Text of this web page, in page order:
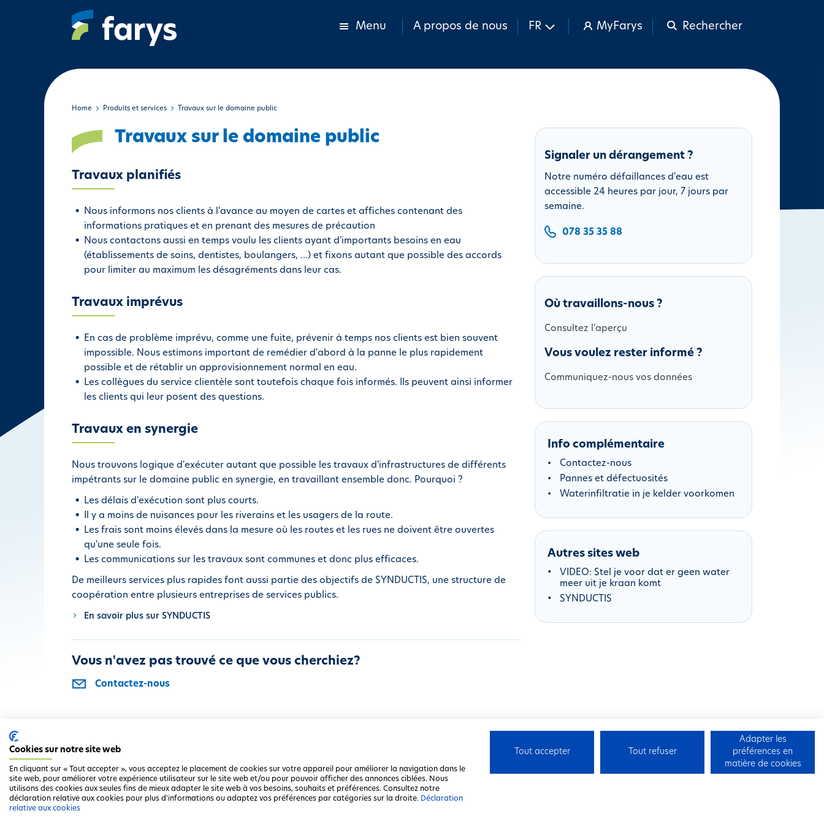
Menu A propos de nous FR MyFarys Rechercher
Home Produits et services Travaux sur le domaine public
Travaux sur le domaine public
Travaux planifiés
Nous informons nos clients à l'avance au moyen de cartes et affiches contenant des
informations pratiques et en prenant des mesures de précaution
Nous contactons aussi en temps voulu les clients ayant d'importants besoins en eau
(établissements de soins, dentistes, boulangers, ...) et fixons autant que possible des accords
pour limiter au maximum les désagréments dans leur cas.
Travaux imprévus
En cas de problème imprévu, comme une fuite, prévenir à temps nos clients est bien souvent
impossible. Nous estimons important de remédier d'abord à la panne le plus rapidement
possible et de rétablir un approvisionnement normal en eau.
Les collègues du service clientèle sont toutefois chaque fois informés. Ils peuvent ainsi informer
les clients qui leur posent des questions.
Travaux en synergie
Nous trouvons logique d'exécuter autant que possible les travaux d'infrastructures de différents
impétrants sur le domaine public en synergie, en travaillant ensemble donc. Pourquoi ?
Les délais d'exécution sont plus courts.
Il y a moins de nuisances pour les riverains et les usagers de la route.
Les frais sont moins élevés dans la mesure où les routes et les rues ne doivent être ouvertes
qu'une seule fois.
Les communications sur les travaux sont communes et donc plus efficaces.
De meilleurs services plus rapides font aussi partie des objectifs de SYNDUCTIS, une structure de
coopération entre plusieurs entreprises de services publics.
En savoir plus sur SYNDUCTIS
Vous n'avez pas trouvé ce que vous cherchiez?
Contactez-nous
Signaler un dérangement ?
Notre numéro défaillances d'eau est
accessible 24 heures par jour, 7 jours par
semaine.
078 35 35 88
Où travaillons-nous ?
Consultez l'aperçu
Vous voulez rester informé ?
Communiquez-nous vos données
Info complémentaire
Contactez-nous
Pannes et défectuosités
Waterinfiltratie in je kelder voorkomen
Autres sites web
VIDEO: Stel je voor dat er geen water
meer uit je kraan komt
SYNDUCTIS
Clause de non-responsabilité Déclaration de confidentialité Déclaration relative aux cookies
Cookies sur notre site web
En cliquant sur « Tout accepter », vous acceptez le placement de cookies sur votre appareil pour améliorer la navigation dans le
site web, pour améliorer votre expérience utilisateur sur le site web et/ou pour pouvoir afficher des annonces ciblées. Nous
utilisons des cookies aux seules fins de mieux adapter le site web à vos besoins, souhaits et préférences. Consultez notre
déclaration relative aux cookies pour plus d'informations ou adaptez vos préférences par catégories sur la droite. Déclaration
relative aux cookies
Tout accepter Tout refuser
Adapter les
préférences en
matière de cookies